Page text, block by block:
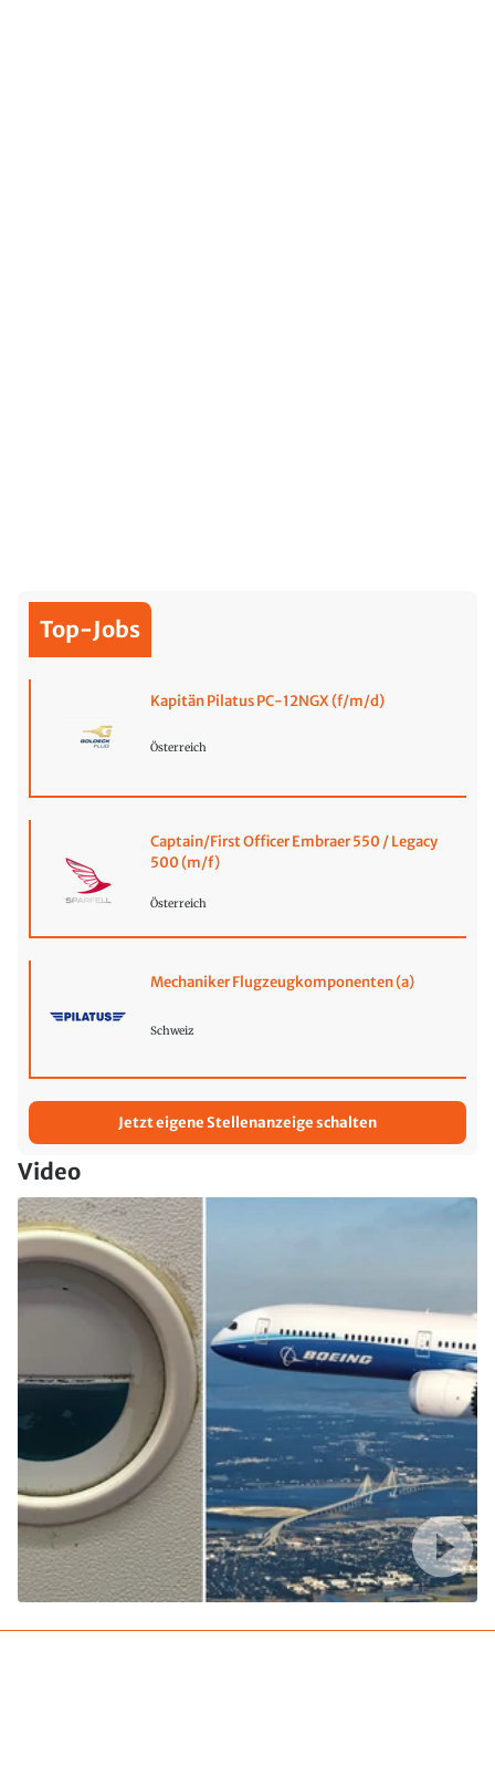
Top-Jobs
Kapitän Pilatus PC-12NGX (f/m/d)
Österreich
Captain/First Officer Embraer 550 / Legacy
500 (m/f)
Österreich
Mechaniker Flugzeugkomponenten (a)
Schweiz
Jetzt eigene Stellenanzeige schalten
Video